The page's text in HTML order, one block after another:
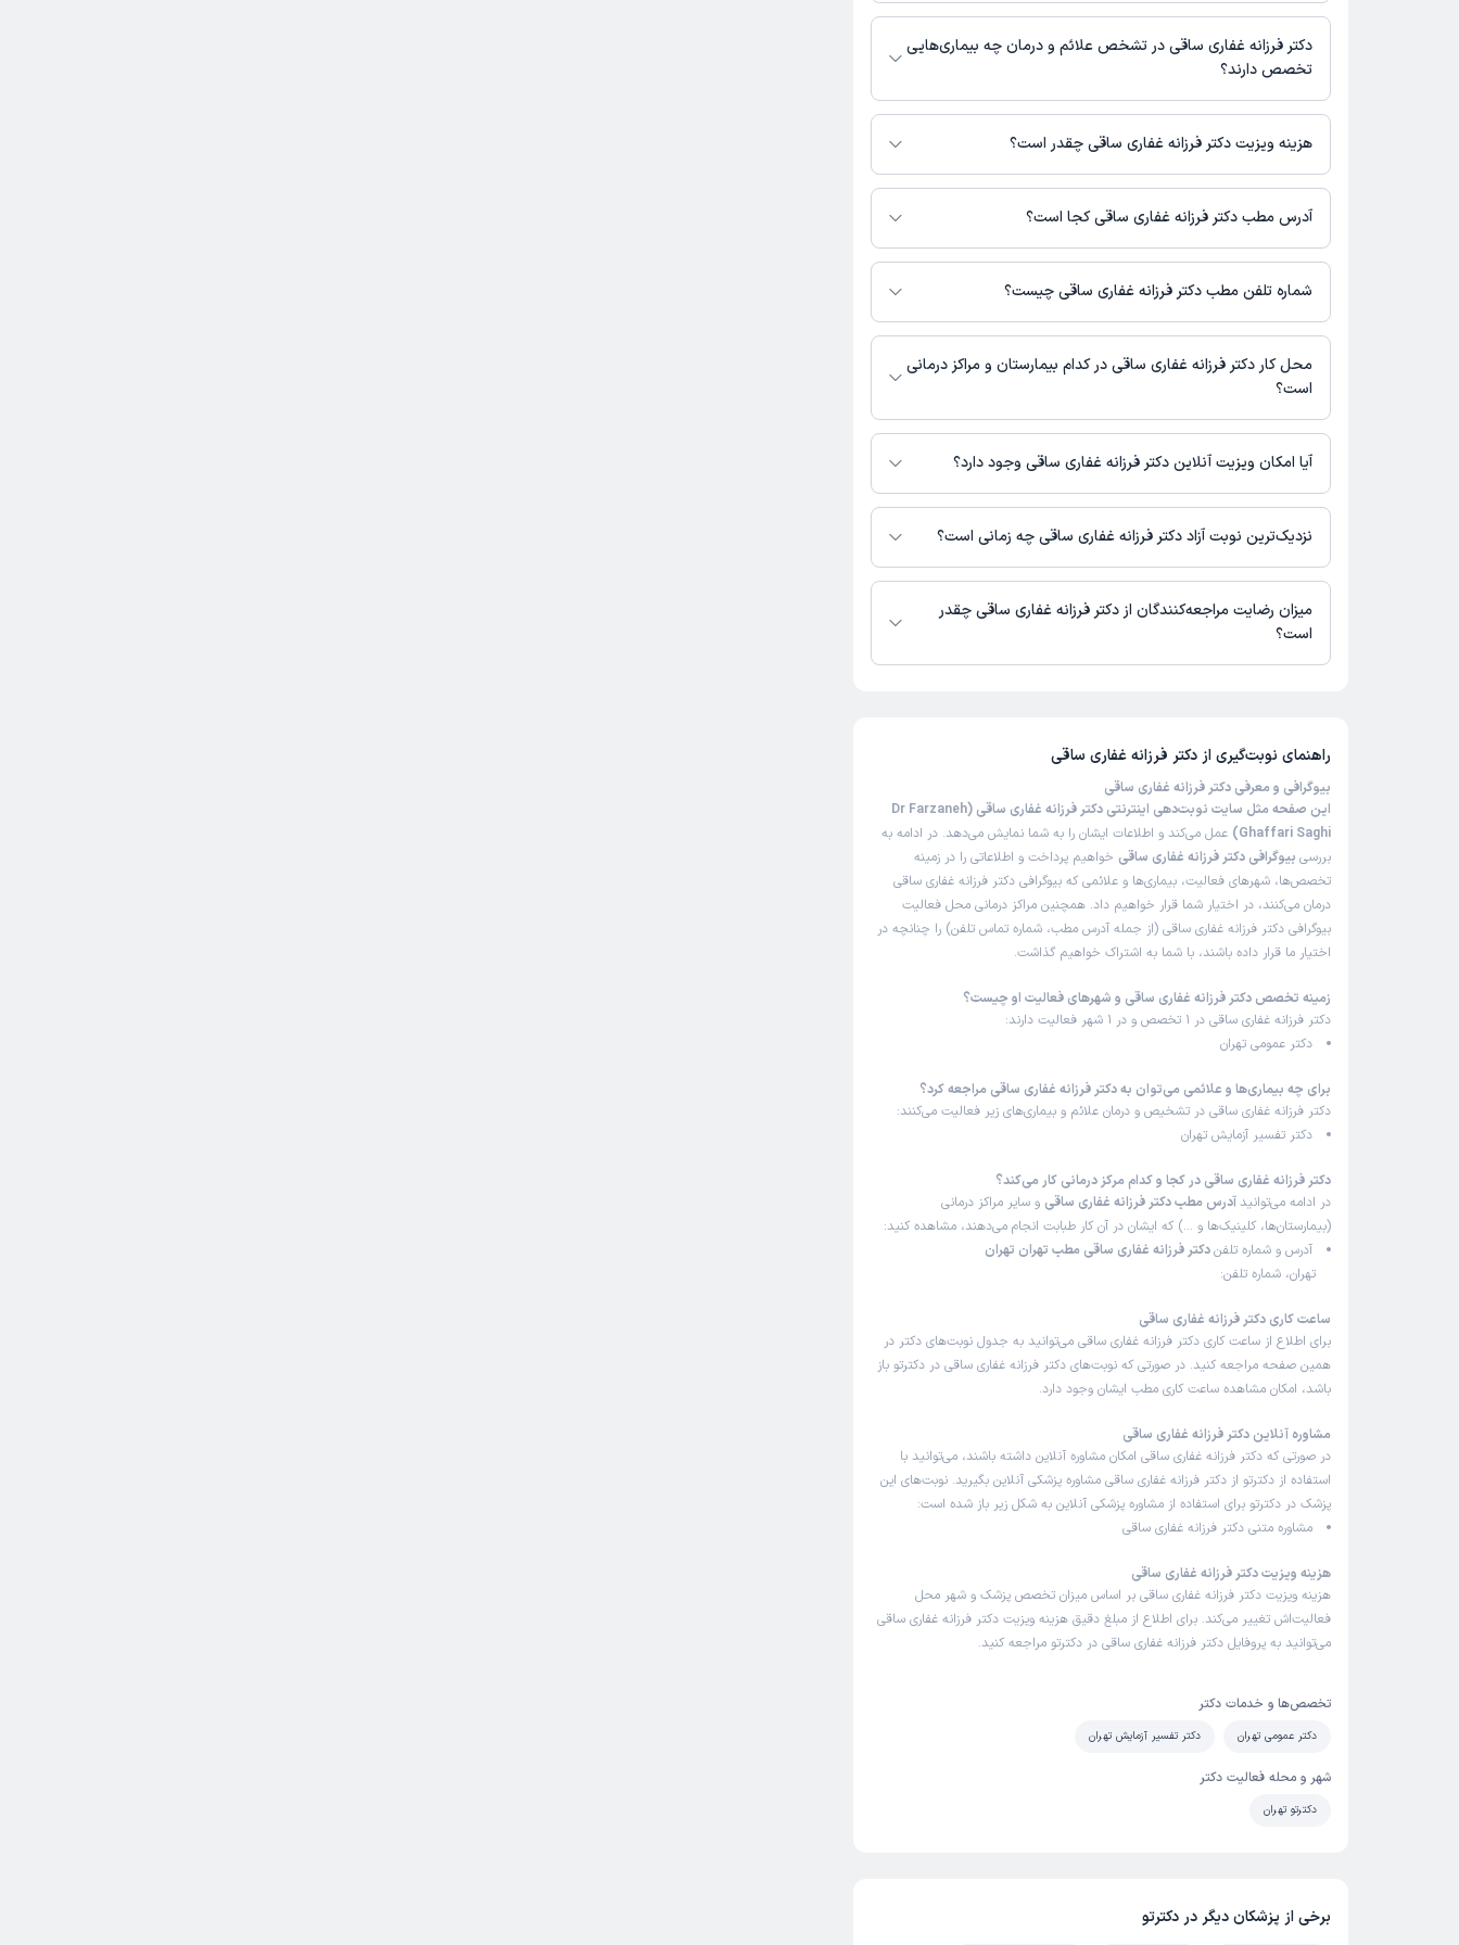
برنامه حضور در مطب، تصاویر پزشک، ساعات کاری و سایر اطلاعات مرتبط با خدمات
پزشکی و نوبت‌گیری ممکن است در پروفایل ایشان در دکترتو در دسترس باشد
دکتر فرزانه غفاری ساقی در رشته‌های زیر (پزشکی) تخصص دارند:
عمومی
دکتر فرزانه غفاری ساقی در تشخص علائم و درمان چه بیماری‌هایی
تخصص دارند؟
دکتر فرزانه غفاری ساقی در تشخیص علائم و درمان بیماری‌های مرتبط با عمومی فعالیت
می‌کنند.
هزینه ویزیت دکتر فرزانه غفاری ساقی چقدر است؟
مبلغ ویزیت دکتر فرزانه غفاری ساقی با توجه به نوع ویزیت تغییر می‌کند.
هزینه مشاوره پزشکی متنی: 150000 تومان
آدرس مطب دکتر فرزانه غفاری ساقی کجا است؟
دکتر فرزانه غفاری ساقی 1 مطب فعال دارند. آدرس مطب‌های دکتر فرزانه غفاری ساقی به
شرح زیر است.
شماره تلفن مطب دکتر فرزانه غفاری ساقی چیست؟
مطب تهران : شماره تماس مطب دکتر فرزانه غفاری ساقی در حال حاضر در این صفحه
ثبت نشده است.
محل کار دکتر فرزانه غفاری ساقی در کدام بیمارستان و مراکز درمانی
است؟
اطلاعاتی درباره محل فعالیت دکتر فرزانه غفاری ساقی در مراکز درمانی در دسترس نیست.
آیا امکان ویزیت آنلاین دکتر فرزانه غفاری ساقی وجود دارد؟
در حال حاضر دکتر فرزانه غفاری ساقی مشاوره پزشکی متنی فعال دارند.
نزدیک‌ترین نوبت آزاد دکتر فرزانه غفاری ساقی چه زمانی است؟
زمان نوبت‌دهی و پذیرش بیماران با هماهنگی مطب مشخص می‌شود.
میزان رضایت مراجعه‌کنندگان از دکتر فرزانه غفاری ساقی چقدر
است؟
راهنمای نوبت‌گیری از دکتر فرزانه غفاری ساقی
بیوگرافی و معرفی دکتر فرزانه غفاری ساقی
این صفحه مثل سایت نوبت‌دهی اینترنتی دکتر فرزانه غفاری ساقی (Dr Farzaneh
Ghaffari Saghi)
عمل می‌کند و اطلاعات ایشان را به شما نمایش می‌دهد. در ادامه به
بررسی بیوگرافی دکتر فرزانه غفاری ساقی خواهیم پرداخت و اطلاعاتی را در زمینه
تخصص‌ها، شهرهای فعالیت، بیماری‌ها و علائمی که بیوگرافی دکتر فرزانه غفاری ساقی
درمان می‌کنند، در اختیار شما قرار خواهیم داد. همچنین مراکز درمانی محل فعالیت
بیوگرافی دکتر فرزانه غفاری ساقی (از جمله آدرس مطب، شماره تماس تلفن) را چنانچه در
اختیار ما قرار داده باشند، با شما به اشتراک خواهیم گذاشت.
زمینه تخصص دکتر فرزانه غفاری ساقی و شهرهای فعالیت او چیست؟
دکتر فرزانه غفاری ساقی در 1 تخصص و در 1 شهر فعالیت دارند:
دکتر عمومی تهران
برای چه بیماری‌ها و علائمی می‌توان به دکتر فرزانه غفاری ساقی مراجعه کرد؟
دکتر فرزانه غفاری ساقی در تشخیص و درمان علائم و بیماری‌های زیر فعالیت می‌کنند:
دکتر تفسیر آزمایش تهران
دکتر فرزانه غفاری ساقی در کجا و کدام مرکز درمانی کار می‌کند؟
در ادامه می‌توانید آدرس مطب دکتر فرزانه غفاری ساقی و سایر مراکز درمانی
(بیمارستان‌ها، کلینیک‌ها و …) که ایشان در آن کار طبابت انجام می‌دهند، مشاهده کنید:
آدرس و شماره تلفندکتر فرزانه غفاری ساقی مطب تهران تهران
تهران، شماره تلفن:
ساعت کاری دکتر فرزانه غفاری ساقی
برای اطلاع از ساعت کاری دکتر فرزانه غفاری ساقی می‌توانید به جدول نوبت‌های دکتر در
همین صفحه مراجعه کنید. در صورتی که نوبت‌های دکتر فرزانه غفاری ساقی در دکترتو باز
باشد، امکان مشاهده ساعت کاری مطب ایشان وجود دارد.
مشاوره آنلاین دکتر فرزانه غفاری ساقی
در صورتی که دکتر فرزانه غفاری ساقی امکان مشاوره آنلاین داشته باشند، می‌توانید با
استفاده از دکترتو از دکتر فرزانه غفاری ساقی مشاوره پزشکی آنلاین بگیرید. نوبت‌های این
پزشک در دکترتو برای استفاده از مشاوره پزشکی آنلاین به شکل زیر باز شده است:
مشاوره متنی دکتر فرزانه غفاری ساقی
هزینه ویزیت دکتر فرزانه غفاری ساقی
هزینه ویزیت دکتر فرزانه غفاری ساقی بر اساس میزان تخصص پزشک و شهر محل
فعالیت‌اش تغییر می‌کند. برای اطلاع از مبلغ دقیق هزینه ویزیت دکتر فرزانه غفاری ساقی
می‌توانید به پروفایل دکتر فرزانه غفاری ساقی در دکترتو مراجعه کنید.
تخصص‌ها و خدمات دکتر
دکتر عمومی تهران دکتر تفسیر آزمایش تهران
شهر و محله فعالیت دکتر
دکترتو تهران
برخی از پزشکان دیگر در دکترتو